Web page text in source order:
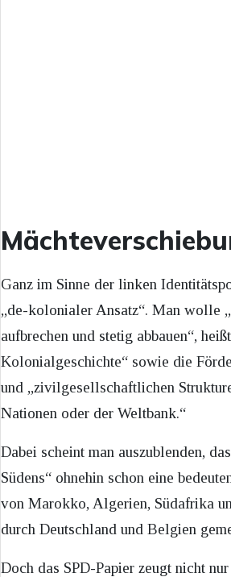
Ganz im Sinne der linken
„de-kolonialer Ansatz“. Man wolle
aufbrechen und stetig abbauen“,
Kolonialgeschichte“ sowie die
und „zivilgesellschaftlichen
Nationen oder der Weltbank.“
Dabei scheint man auszublenden,
Südens“ ohnehin schon eine
von Marokko, Algerien, Südafrika
durch Deutschland und Belgien
Doch das SPD-Papier zeugt nicht